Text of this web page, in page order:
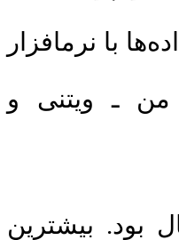
با نرم­افزار
من ـ ویتنی و
زنان ۱۱/۹±۳۷ سال بود. بیشترین